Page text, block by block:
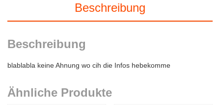
Beschreibung
Beschreibung
blablabla keine Ahnung wo cih die Infos hebekomme
Ähnliche Produkte